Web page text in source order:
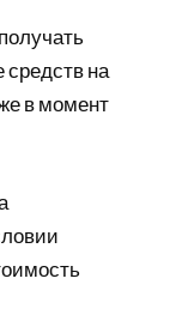
на
в момент